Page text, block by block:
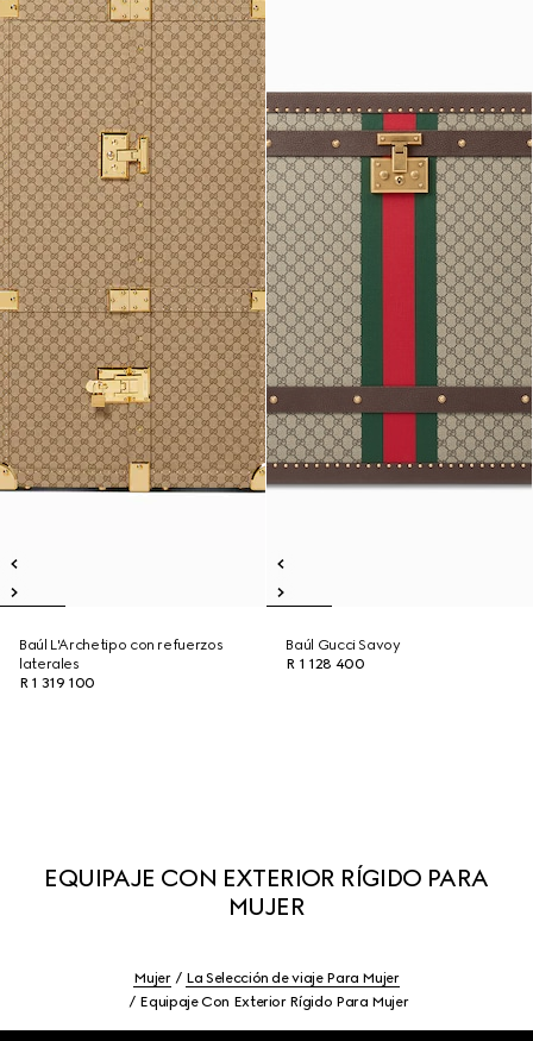
Baúl L'Archetipo con refuerzos
laterales
R 1 319 100
Baúl Gucci Savoy
R 1 128 400
EQUIPAJE CON EXTERIOR RÍGIDO PARA
MUJER
Mujer
La Selección de viaje Para Mujer
Equipaje Con Exterior Rígido Para Mujer